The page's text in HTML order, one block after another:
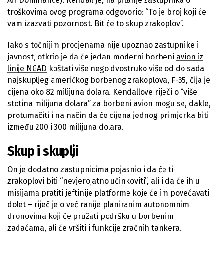
troškovima ovog programa odgovorio: “To je broj koji će
vam izazvati pozornost. Bit će to skup zrakoplov”.
Iako s točnijim procjenama nije upoznao zastupnike i
javnost, otkrio je da će jedan moderni borbeni avion iz
linije NGAD koštati više nego dvostruko više od do sada
najskupljeg američkog borbenog zrakoplova, F-35, čija je
cijena oko 82 milijuna dolara. Kendallove riječi o “više
stotina milijuna dolara” za borbeni avion mogu se, dakle,
protumačiti i na način da će cijena jednog primjerka biti
između 200 i 300 milijuna dolara.
Skup i skuplji
On je dodatno zastupnicima pojasnio i da će ti
zrakoplovi biti “nevjerojatno učinkoviti”, ali i da će ih u
misijama pratiti jeftinije platforme koje će im povećavati
dolet – riječ je o već ranije planiranim autonomnim
dronovima koji će pružati podršku u borbenim
zadaćama, ali će vršiti i funkcije zračnih tankera.